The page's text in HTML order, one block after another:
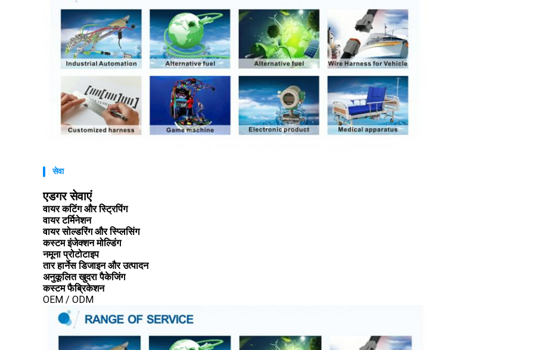
सेवा
एडगर सेवाएं
वायर कटिंग और स्ट्रिपिंग
वायर टर्मिनेशन
वायर सोल्डरिंग और स्प्लिसिंग
कस्टम इंजेक्शन मोल्डिंग
नमूना प्रोटोटाइप
तार हार्नेस डिजाइन और उत्पादन
अनुकूलित खुदरा पैकेजिंग
कस्टम फैब्रिकेशन
OEM / ODM